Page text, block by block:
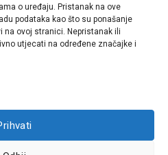
o uređaju. Pristanak na ove
podataka kao što su ponašanje
na ovoj stranici. Nepristanak ili
utjecati na određene značajke i
WAVE POWER SPECIAL
LLV 0W-20 (4L)
Call centar
+38513030300